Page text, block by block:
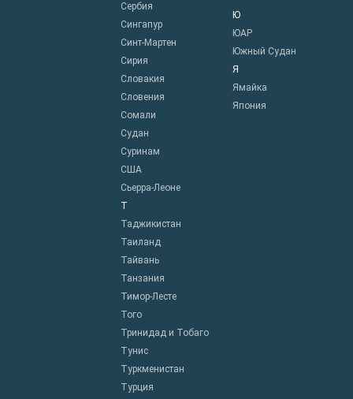
Сербия
Сингапур
Синт-Мартен
Сирия
Словакия
Словения
Сомали
Судан
Суринам
США
Сьерра-Леоне
Т
Таджикистан
Таиланд
Тайвань
Танзания
Тимор-Лесте
Того
Тринидад и Тобаго
Тунис
Туркменистан
Турция
Ю
ЮАР
Южный Судан
Я
Ямайка
Япония